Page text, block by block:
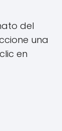
del
una
en